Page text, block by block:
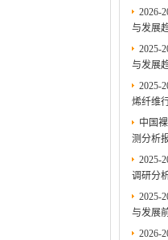
2026-
与发展
2025-
与发展
2025-
烯纤维
中国
测分析
2025-
调研分
2025-
与发展
2026-